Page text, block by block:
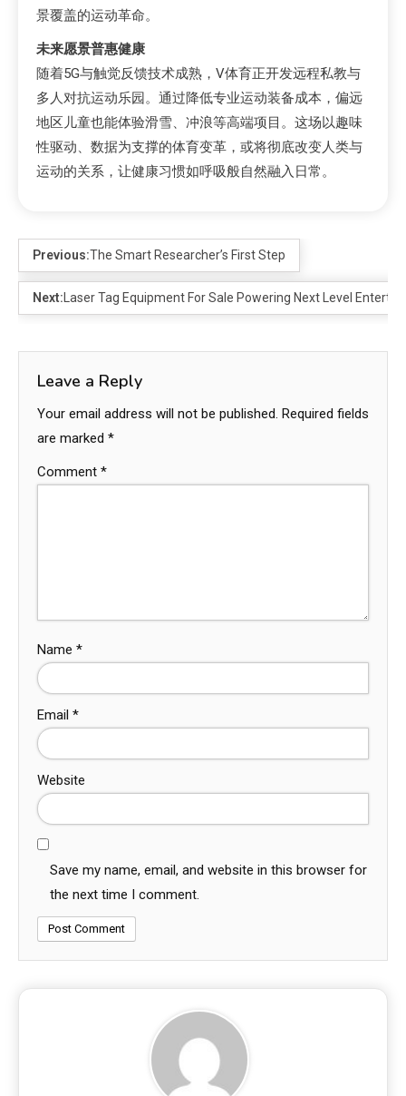
景覆盖的运动革命。
未来愿景普惠健康
随着5G与触觉反馈技术成熟，V体育正开发远程私教与
多人对抗运动乐园。通过降低专业运动装备成本，偏远
地区儿童也能体验滑雪、冲浪等高端项目。这场以趣味
性驱动、数据为支撑的体育变革，或将彻底改变人类与
运动的关系，让健康习惯如呼吸般自然融入日常。
Previous:The Smart Researcher’s First Step
Next: Laser Tag Equipment For Sale Powering Next Level
Leave a Reply
Your email address will not be published. Required fields
are marked *
Comment *
Name *
Email *
Website
Save my name, email, and website in this browser for
the next time I comment.